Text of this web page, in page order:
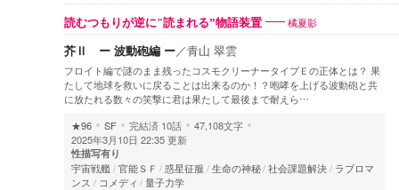
読むつもりが逆に"読まれる”物語装置 橘夏影
芥Ⅱ ー 波動砲編 ー／青山 翠雲
フロイト編で謎のまま残ったコスモクリーナータイプＥの正体とは？ 果
たして地球を救いに戻ることは出来るのか！？咆哮を上げる波動砲と共
に放たれる数々の笑撃に君は果たして最後まで耐えら…
★96
SF 完結済 10話
47,108文字
2025年3月10日 22:35 更新
性描写有り
宇宙戦艦 官能ＳＦ 惑星征服 生命の神秘 社会課題解決
ラブロマ
ンス
コメディ 量子力学